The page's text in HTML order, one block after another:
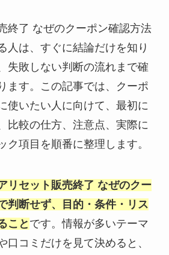
終了 なぜのクーポン確認方法
人は、すぐに結論だけを知り
失敗しない判断の流れまで確
ます。この記事では、クーポ
使いたい人に向けて、最初に
比較の仕方、注意点、実際に
ク項目を順番に整理します。
リセット販売終了 なぜのクー
判断せず、目的・条件・リス
こと です。情報が多いテーマ
口コミだけを見て決めると、